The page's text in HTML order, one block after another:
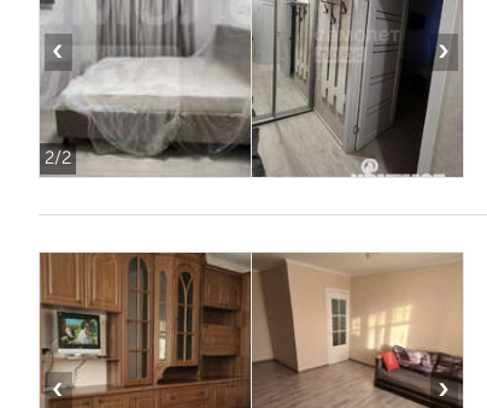
2/2
‹ ›
‹ ›